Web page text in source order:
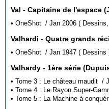
Val -
• OneShot / Jan
Valhardi - Quatre grands
• OneShot / Jan 1947 (
Valhardy - 1ère série